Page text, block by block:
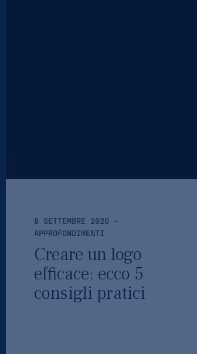
8 SETTEMBRE 2020 -
APPROFONDIMENTI
Creare un logo
efficace: ecco 5
consigli pratici